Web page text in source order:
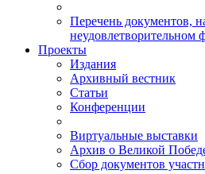
Перечень документов,
неудовлетворительном
Проекты
Издания
Архивный вестник
Статьи
Конференции
Виртуальные выставки
Архив о Великой
Сбор документов